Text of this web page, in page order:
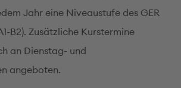
Jahr eine Niveaustufe des GER
B2). Zusätzliche Kurstermine
an Dienstag- und
angeboten.